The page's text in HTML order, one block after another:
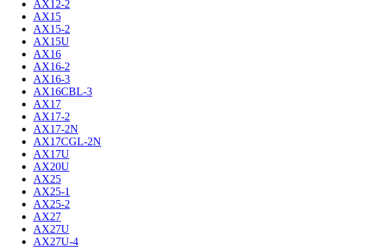
AX12-2
AX15
AX15-2
AX15U
AX16
AX16-2
AX16-3
AX16CBL-3
AX17
AX17-2
AX17-2N
AX17CGL-2N
AX17U
AX20U
AX25
AX25-1
AX25-2
AX27
AX27U
AX27U-4